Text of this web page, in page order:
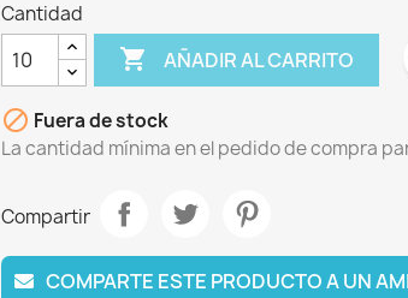
Cantidad
 AÑADIR AL CARRITO
 Fuera de stock
La cantidad mínima en el pedido de compra
Compartir
COMPARTE ESTE PRODUCTO A UN